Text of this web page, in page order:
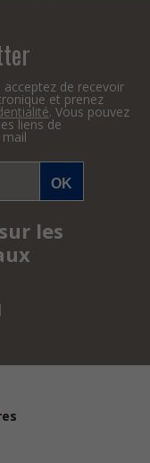
de recevoir
et prenez
. Vous pouvez
liens de
les